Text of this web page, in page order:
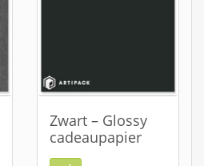
Zwart – Glossy
cadeaupapier